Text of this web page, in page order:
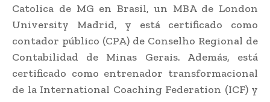
Catolica de MG en Brasil, un MBA de London
University Madrid, y está certificado como
contador público (CPA) de Conselho Regional de
Contabilidad de Minas Gerais. Además, está
certificado como entrenador transformacional
de la International Coaching Federation (ICF) y